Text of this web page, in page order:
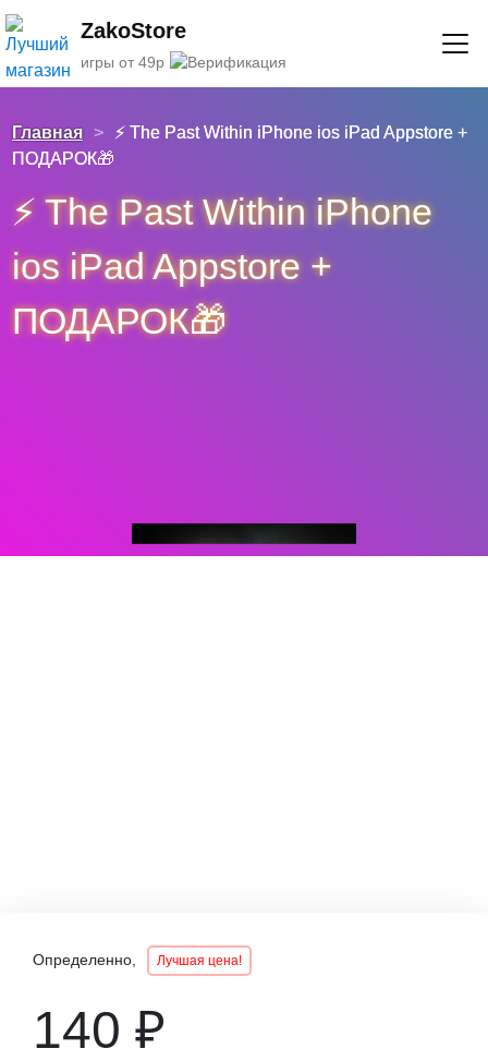
ZakoStore
игры от 49р
Главная >
⚡️ The Past Within iPhone ios iPad Appstore +
ПОДАРОК🎁
⚡️ The Past Within iPhone
ios iPad Appstore +
ПОДАРОК🎁
Определенно, Лучшая цена!
140 ₽